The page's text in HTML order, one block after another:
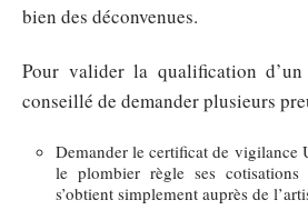
bien des déconvenues.
Pour valider la qualification
conseillé de demander plusieurs
Demander le certificat de vigilance
le plombier règle ses cotisations
s’obtient simplement auprès de